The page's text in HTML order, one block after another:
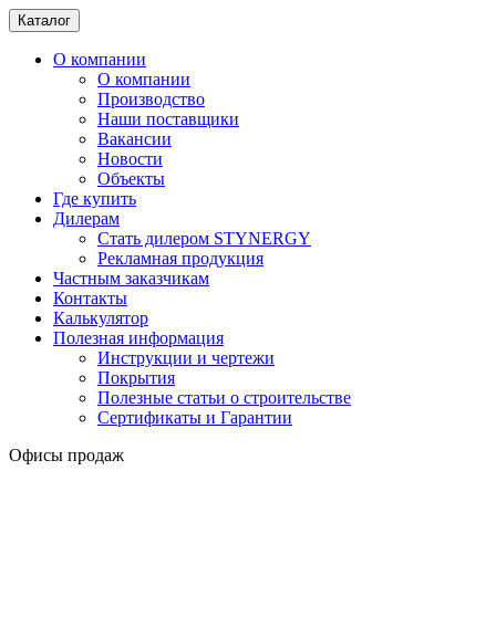
Каталог
О компании
О компании
Производство
Наши поставщики
Вакансии
Новости
Объекты
Где купить
Дилерам
Стать дилером STYNERGY
Рекламная продукция
Частным заказчикам
Контакты
Калькулятор
Полезная информация
Инструкции и чертежи
Покрытия
Полезные статьи о строительстве
Сертификаты и Гарантии
Офисы продаж